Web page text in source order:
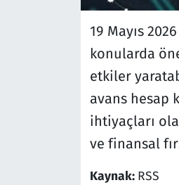
19 Mayıs
konularda
etkiler
avans hesap
ihtiyaçları
ve finansal
Kaynak: RSS